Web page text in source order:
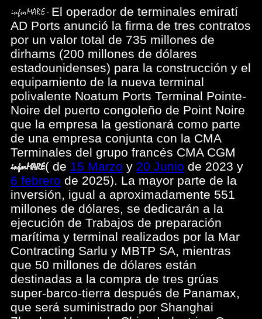
El operador de terminales emiratí
AD Ports anunció la firma de tres contratos
por un valor total de 735 millones de
dirhams (200 millones de dólares
estadounidenses) para la construcción y el
equipamiento de la nueva terminal
polivalente Noatum Ports Terminal Pointe-
Noire del puerto congoleño de Point Noire
que la empresa la gestionará como parte
de una empresa conjunta con la CMA
Terminales del grupo francés CMA CGM
( de 15 Marzo y 20 Junio de 2023 y
6 febrero de 2025). La mayor parte de la
inversión, igual a aproximadamente 551
millones de dólares, se dedicarán a la
ejecución de Trabajos de preparación
marítima y terminal realizados por la Mar
Contracting Sarlu y MBTP SA, mientras
que 50 millones de dólares están
destinadas a la compra de tres grúas
super-barco-tierra después de Panamax,
que será suministrado por Shanghai